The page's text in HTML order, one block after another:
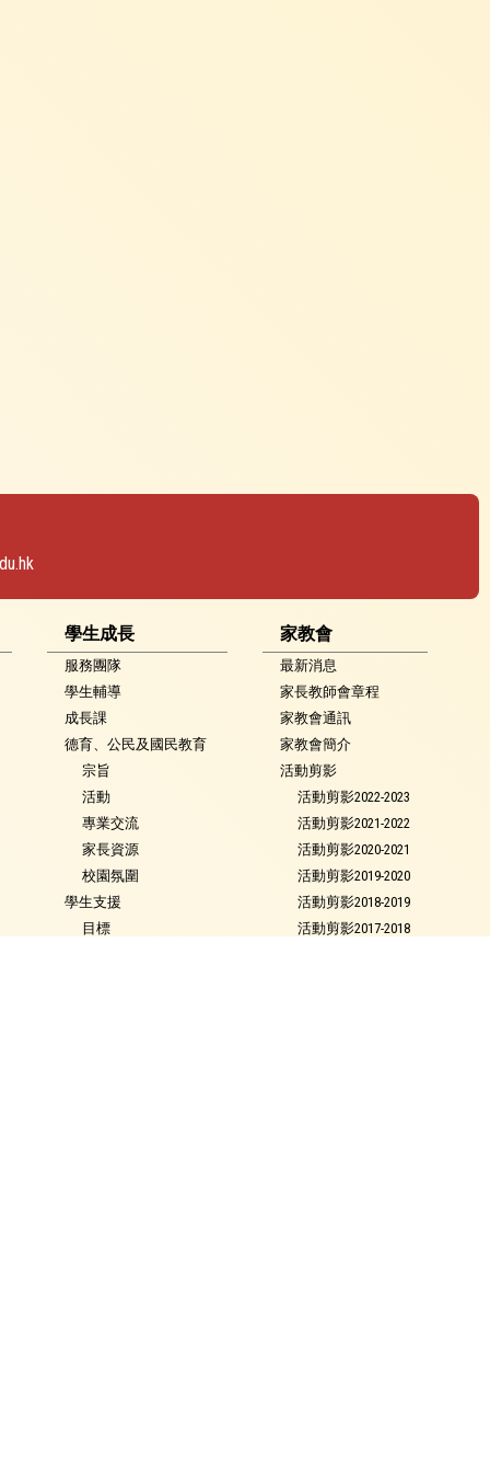
學生成長
服務團隊
學生輔導
成長課
德育、公民及國民教育
宗旨
活動
專業交流
家長資源
校園氛圍
學生支援
目標
家教會
最新消息
家長教師會章程
家教會通訊
家教會簡介
活動剪影
活動剪影2022-2023
活動剪影2021-2022
活動剪影2020-2021
活動剪影2019-2020
活動剪影2018-2019
活動剪影2017-2018